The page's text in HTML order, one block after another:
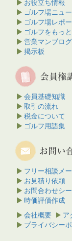
お役立ち情報
ゴルフ場ニュ
ゴルフ場レポ
ゴルフをもっ
営業マンブログ
掲示板
会員基礎知識
取引の流れ
税金について
ゴルフ用語集
フリー相談メ
お見積り依頼
お問合わせシ
時価評価作成
会社概要
ア
プライバシー